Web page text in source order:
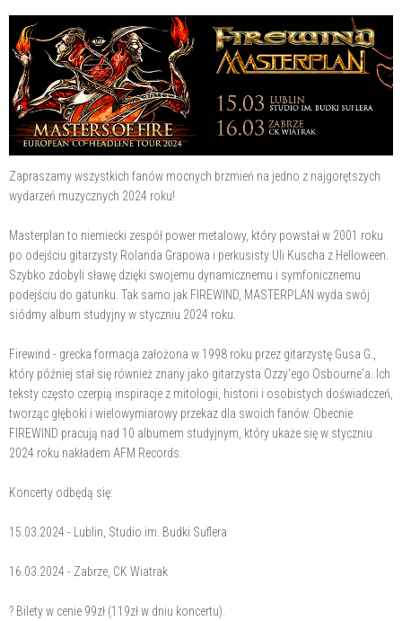
Zapraszamy wszystkich fanów mocnych brzmień na jedno z najgorętszych
wydarzeń muzycznych 2024 roku!
Masterplan to niemiecki zespół power metalowy, który powstał w 2001 roku
po odejściu gitarzysty Rolanda Grapowa i perkusisty Uli Kuscha z Helloween.
Szybko zdobyli sławę dzięki swojemu dynamicznemu i symfonicznemu
podejściu do gatunku. Tak samo jak FIREWIND, MASTERPLAN wyda swój
siódmy album studyjny w styczniu 2024 roku.
Firewind - grecka formacja założona w 1998 roku przez gitarzystę Gusa G.,
który później stał się również znany jako gitarzysta Ozzy'ego Osbourne'a. Ich
teksty często czerpią inspiracje z mitologii, historii i osobistych doświadczeń,
tworząc głęboki i wielowymiarowy przekaz dla swoich fanów. Obecnie
FIREWIND pracują nad 10 albumem studyjnym, który ukaże się w styczniu
2024 roku nakładem AFM Records.
Koncerty odbędą się:
15.03.2024 - Lublin, Studio im. Budki Suflera
16.03.2024 - Zabrze, CK Wiatrak
? Bilety w cenie 99zł (119zł w dniu koncertu).